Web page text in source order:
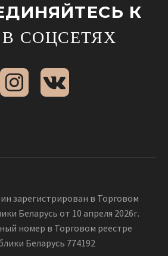
К
В СОЦСЕТЯХ
зарегистрирован в Торговом
Беларусь от 10 апреля 2026г.
номер в Торговом реестре
Беларусь 774192